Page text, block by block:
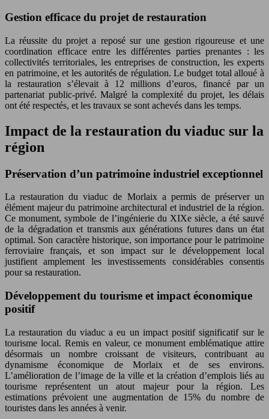
Gestion efficace du projet de restauration
La réussite du projet a reposé sur une gestion rigoureuse et une
coordination efficace entre les différentes parties prenantes : les
collectivités territoriales, les entreprises de construction, les experts
en patrimoine, et les autorités de régulation. Le budget total alloué à
la restauration s’élevait à 12 millions d’euros, financé par un
partenariat public-privé. Malgré la complexité du projet, les délais
ont été respectés, et les travaux se sont achevés dans les temps.
Impact de la restauration du viaduc sur la
région
Préservation d’un patrimoine industriel exceptionnel
La restauration du viaduc de Morlaix a permis de préserver un
élément majeur du patrimoine architectural et industriel de la région.
Ce monument, symbole de l’ingénierie du XIXe siècle, a été sauvé
de la dégradation et transmis aux générations futures dans un état
optimal. Son caractère historique, son importance pour le patrimoine
ferroviaire français, et son impact sur le développement local
justifient amplement les investissements considérables consentis
pour sa restauration.
Développement du tourisme et impact économique
positif
La restauration du viaduc a eu un impact positif significatif sur le
tourisme local. Remis en valeur, ce monument emblématique attire
désormais un nombre croissant de visiteurs, contribuant au
dynamisme économique de Morlaix et de ses environs.
L’amélioration de l’image de la ville et la création d’emplois liés au
tourisme représentent un atout majeur pour la région. Les
estimations prévoient une augmentation de 15% du nombre de
touristes dans les années à venir.